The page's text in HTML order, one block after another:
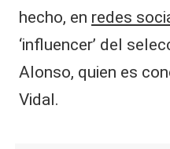
hecho, en redes
‘influencer’ del
Alonso, quien es
Vidal.